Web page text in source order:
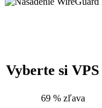
Vyberte si
69 % zľava